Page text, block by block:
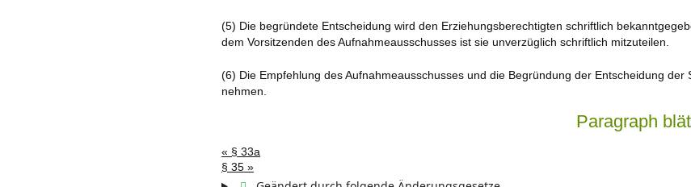
(5) Die begründete Entscheidung wird den Erziehungsberechtigten schriftlich
dem Vorsitzenden des Aufnahmeausschusses ist sie unverzüglich schriftlich mitzuteilen.
(6) Die Empfehlung des Aufnahmeausschusses und die Begründung der Entscheidung
nehmen.
Paragraph
« § 33a
§ 35 »